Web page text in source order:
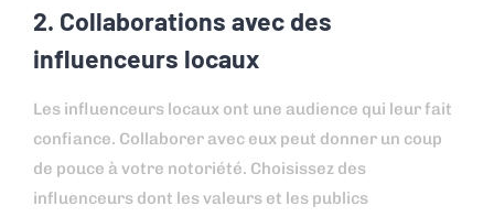
2. Collaborations avec des
influenceurs locaux
Les influenceurs locaux ont une audience qui leur fait
confiance. Collaborer avec eux peut donner un coup
de pouce à votre notoriété. Choisissez des
influenceurs dont les valeurs et les publics